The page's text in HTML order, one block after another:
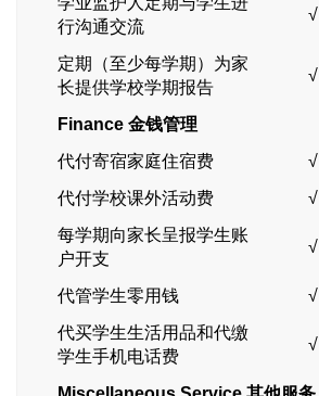
行沟通交流
√
定期（至少每学期）为家
长提供学校学期报告
√
Finance 金钱管理
代付寄宿家庭住宿费
√
代付学校课外活动费
√
每学期向家长呈报学生账
户开支
√
代管学生零用钱
√
代买学生生活用品和代缴
学生手机电话费
√